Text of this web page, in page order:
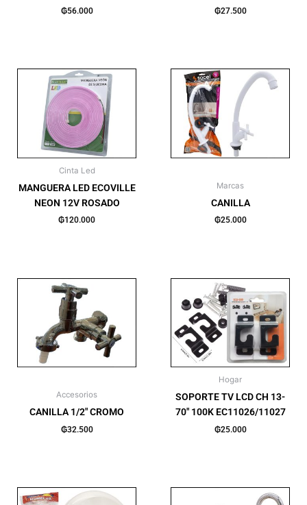
₲56.000 ₲27.500
Cinta Led
MANGUERA LED ECOVILLE
NEON 12V ROSADO
₲120.000
Marcas
CANILLA
₲25.000
Accesorios
CANILLA 1/2″ CROMO
₲32.500
Hogar
SOPORTE TV LCD CH 13-
70″ 100K EC11026/11027
₲25.000